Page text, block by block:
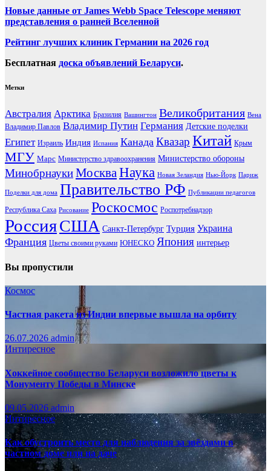
Новые данные от James Webb Space Telescope меняют
представления о ранней Вселенной
Рейтинг лучших клиник Германии на 2026 год
Бесплатная доска объявлений Беларуси.
Метки
Австралия Арктика Бразилия Вашингтон Великобритания Вена
Владимир Павлов Владимир Путин Германия Детские поделки
Египет Израиль Индия Испания Канада Квазар Китай Крым
МГУ Марс Министерство здравоохранения Министерство обороны
МинобрнаукиМоскваНаука Новая Зеландия Нью-Йорк Париж
Поделки для дома Правительство РФ Публикации педагогов
Республика Саха Рисование Роскосмос Роспотребнадзор
РоссияСША Санкт-Петербург Турция Украина
Франция Цветы своими руками ЮНЕСКО Япония интерьер
Вы пропустили
Космос
Частная ракета из Индии впервые вышла на орбиту
26.07.2026 admin
Интиресное
Хоккейное сообщество Беларуси возложило цветы к
Монументу Победы в Минске
09.05.2026 admin
Интиресное
Как обустроить место для наблюдения за звёздами в
частном доме или на даче